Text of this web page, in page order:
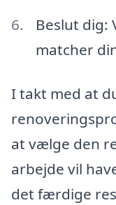
Beslut dig:
matcher
I takt med at
at vælge den
arbejde vil
det færdige